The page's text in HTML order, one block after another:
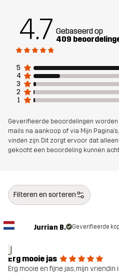
Voering 1
95%
Voering 2 100%
Membraan
Waterkolom:
Gewicht 1039g in maat
lees hier
voor
Artikelnummer
4.7 Gebaseerd op
409
5
4
3
2
1
Geverifieerde beoordelingen
mails na aankoop of via Mijn
vinden zijn. Dit zorgt ervoor dat
gekocht een beoordeling kunnen
Filteren en sorteren
J
Jurrian B. Geverifieerde
Erg mooie jas
Erg mooie en fijne jas, mijn vriendin